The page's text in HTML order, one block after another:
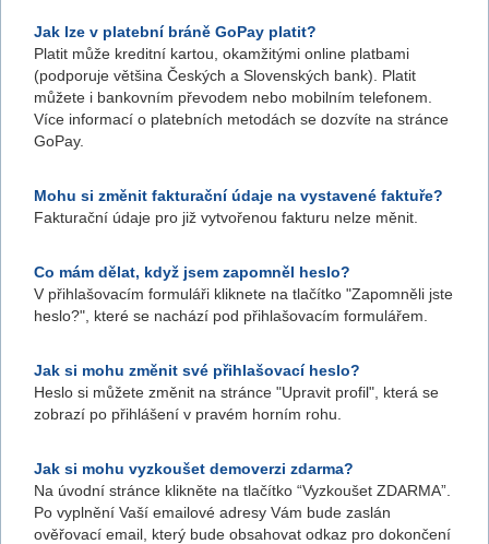
Jak lze v platební bráně GoPay platit?
Platit může kreditní kartou, okamžitými online platbami
(podporuje většina Českých a Slovenských bank). Platit
můžete i bankovním převodem nebo mobilním telefonem.
Více informací o platebních metodách se dozvíte na stránce
GoPay.
Mohu si změnit fakturační údaje na vystavené faktuře?
Fakturační údaje pro již vytvořenou fakturu nelze měnit.
Co mám dělat, když jsem zapomněl heslo?
V přihlašovacím formuláři kliknete na tlačítko "Zapomněli jste
heslo?", které se nachází pod přihlašovacím formulářem.
Jak si mohu změnit své přihlašovací heslo?
Heslo si můžete změnit na stránce "Upravit profil", která se
zobrazí po přihlášení v pravém horním rohu.
Jak si mohu vyzkoušet demoverzi zdarma?
Na úvodní stránce klikněte na tlačítko “Vyzkoušet ZDARMA”.
Po vyplnění Vaší emailové adresy Vám bude zaslán
ověřovací email, který bude obsahovat odkaz pro dokončení